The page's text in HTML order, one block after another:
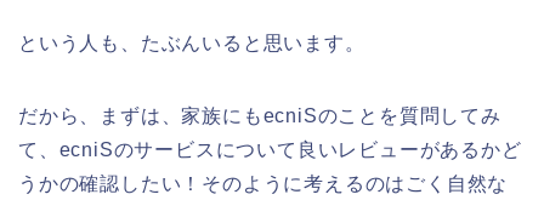
という人も、たぶんいると思います。
だから、まずは、家族にもecniSのことを質問してみ
て、ecniSのサービスについて良いレビューがあるかど
うかの確認したい！そのように考えるのはごく自然な